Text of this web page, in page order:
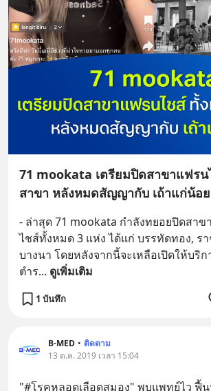
71 mookata เตรียมปิดสาขาแฟร
สาขา หลังหมดสัญญากับ เถ้าแก่น้อย
- ล่าสุด 71 mookata กำลังทยอยปิดสาข
ไชส์ทั้งหมด 3 แห่ง ได้แก่ บรรทัดทอง, ร
บางนา โดยหลังจากนี้จะเหลือเปิดให้บริ
ตำร... ดูเพิ่มเติม
1 บันทึก
B-MED • ติดตาม
13 ต.ค. 2019 เวลา 15:04
"#โรคหลอดเลือดสมอง" พบแพทย์ไว ฟื้